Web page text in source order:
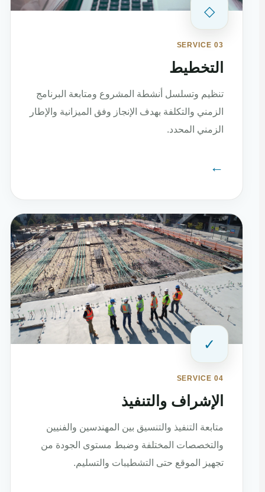
◇
SERVICE 03
التخطيط
تنظيم وتسلسل أنشطة المشروع ومتابعة البرنامج
الزمني والتكلفة بهدف الإنجاز وفق الميزانية والإطار
الزمني المحدد.
←
✓
SERVICE 04
الإشراف والتنفيذ
متابعة التنفيذ والتنسيق بين المهندسين والفنيين
والتخصصات المختلفة وضبط مستوى الجودة من
تجهيز الموقع حتى التشطيبات والتسليم.